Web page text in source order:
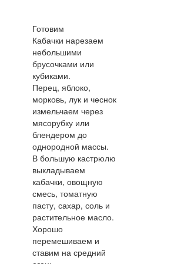
Готовим
Кабачки нарезаем
небольшими
брусочками или
кубиками.
Перец, яблоко,
морковь, лук и чеснок
измельчаем через
мясорубку или
блендером до
однородной массы.
В большую кастрюлю
выкладываем
кабачки, овощную
смесь, томатную
пасту, сахар, соль и
растительное масло.
Хорошо
перемешиваем и
ставим на средний